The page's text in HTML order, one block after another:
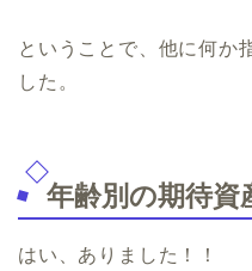
ということで、他に何か
した。
年齢別の期待資
はい、ありました！！